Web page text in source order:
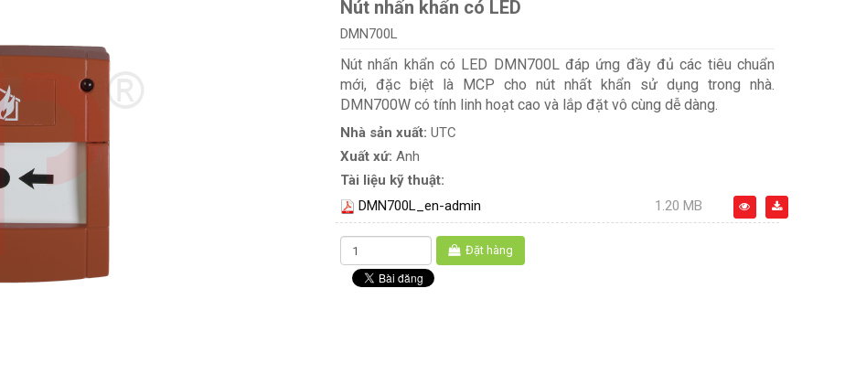
Nút nhấn khẩn có LED
DMN700L
Nút nhấn khẩn có LED DMN700L đáp ứng đầy đủ các tiêu chuẩn
mới, đặc biệt là MCP cho nút nhất khẩn sử dụng trong nhà.
DMN700W có tính linh hoạt cao và lắp đặt vô cùng dễ dàng.
Nhà sản xuất: UTC
Xuất xứ: Anh
Tài liệu kỹ thuật:
DMN700L_en-admin
1.20 MB
Đặt hàng